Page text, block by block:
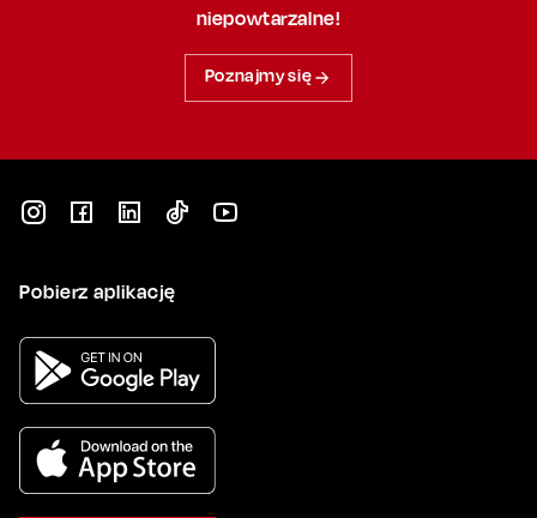
niepowtarzalne!
Poznajmy się
Pobierz aplikację